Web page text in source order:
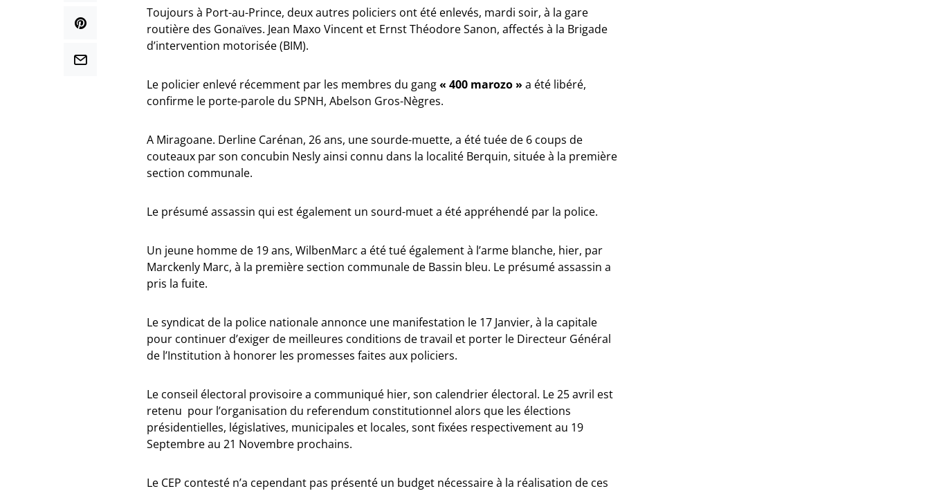
Toujours à Port-au-Prince, deux autres policiers ont été enlevés, mardi soir, à la gare
routière des Gonaïves. Jean Maxo Vincent et Ernst Théodore Sanon, affectés à la Brigade
d’intervention motorisée (BIM).
Le policier enlevé récemment par les membres du gang« 400 marozo » a été libéré,
confirme le porte-parole du SPNH, Abelson Gros-Nègres.
A Miragoane. Derline Carénan, 26 ans, une sourde-muette, a été tuée de 6 coups de
couteaux par son concubin Nesly ainsi connu dans la localité Berquin, située à la première
section communale.
Le présumé assassin qui est également un sourd-muet a été appréhendé par la police.
Un jeune homme de 19 ans, WilbenMarc a été tué également à l’arme blanche, hier, par
Marckenly Marc, à la première section communale de Bassin bleu. Le présumé assassin a
pris la fuite.
Le syndicat de la police nationale annonce une manifestation le 17 Janvier, à la capitale
pour continuer d’exiger de meilleures conditions de travail et porter le Directeur Général
de l’Institution à honorer les promesses faites aux policiers.
Le conseil électoral provisoire a communiqué hier, son calendrier électoral. Le 25 avril est
retenu pour l’organisation du referendum constitutionnel alors que les élections
présidentielles, législatives, municipales et locales, sont fixées respectivement au 19
Septembre au 21 Novembre prochains.
Le CEP contesté n’a cependant pas présenté un budget nécessaire à la réalisation de ces